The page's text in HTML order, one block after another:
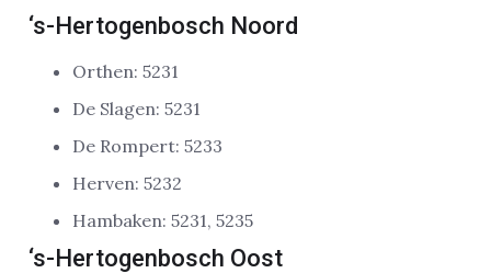
‘s-Hertogenbosch Noord
Orthen: 5231
De Slagen: 5231
De Rompert: 5233
Herven: 5232
Hambaken: 5231, 5235
‘s-Hertogenbosch Oost